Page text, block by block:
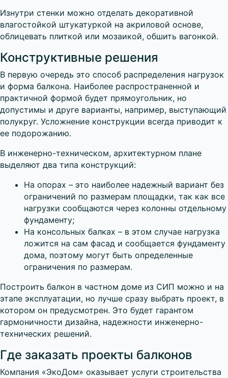
Изнутри стенки можно отделать декоративной
влагостойкой штукатуркой на акриловой основе,
облицевать плиткой или мозаикой, обшить вагонкой.
Конструктивные решения
В первую очередь это способ распределения нагрузок
и форма балкона. Наиболее распространенной и
практичной формой будет прямоугольник, но
допустимы и друге варианты, например, выступающий
полукруг. Усложнение конструкции всегда приводит к
ее подорожанию.
В инженерно-техническом, архитектурном плане
выделяют два типа конструкций:
На опорах – это наиболее надежный вариант без
ограничений по размерам площадки, так как все
нагрузки сообщаются через колонны отдельному
фундаменту;
На консольных балках – в этом случае нагрузка
ложится на сам фасад и сообщается фундаменту
дома, поэтому могут быть определенные
ограничения по размерам.
Построить балкон в частном доме из СИП можно и на
этапе эксплуатации, но лучше сразу выбрать проект, в
котором он предусмотрен. Это будет гарантом
гармоничности дизайна, надежности инженерно-
технических решений.
Где заказать проекты балконов
Компания «ЭкоДом» оказывает услуги строительства